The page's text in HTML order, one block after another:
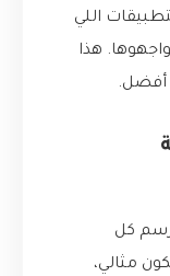
اللي
هذا
أفضل.
كل
مثالي،